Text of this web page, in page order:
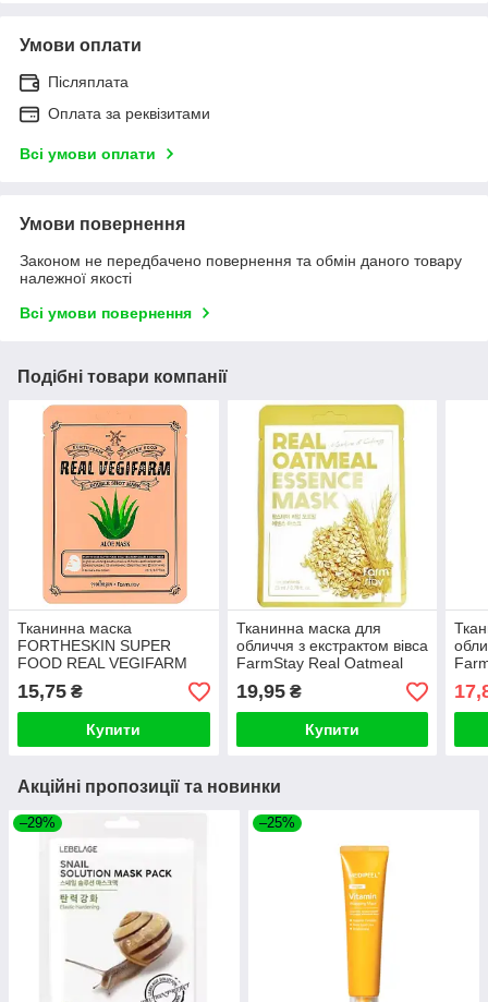
Умови оплати
Післяплата
Оплата за реквізитами
Всі умови оплати
Умови повернення
Законом не передбачено повернення та обмін даного товару
належної якості
Всі умови повернення
Подібні товари компанії
Тканинна маска
FORTHESKIN SUPER
FOOD REAL VEGIFARM
DOUBLE SHOT MASK-Aloe
23ml
15,75 ₴
Купити
Тканинна маска для
обличчя з екстрактом вівса
FarmStay Real Oatmeal
Essence Mask 23ml
19,95₴
Купити
Акційні пропозиції та новинки
–29% –25%